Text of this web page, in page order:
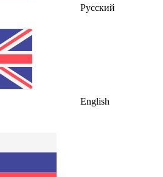
Русский
English